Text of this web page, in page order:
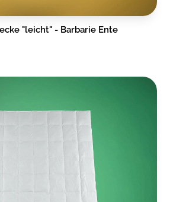
"leicht" - Barbarie Ente